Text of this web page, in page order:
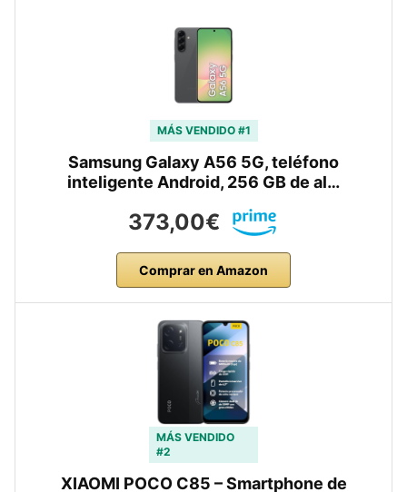
MÁS VENDIDO #1
Samsung Galaxy A56 5G, teléfono
inteligente Android, 256 GB de al…
373,00€
Comprar en Amazon
MÁS VENDIDO
#2
XIAOMI POCO C85 – Smartphone de